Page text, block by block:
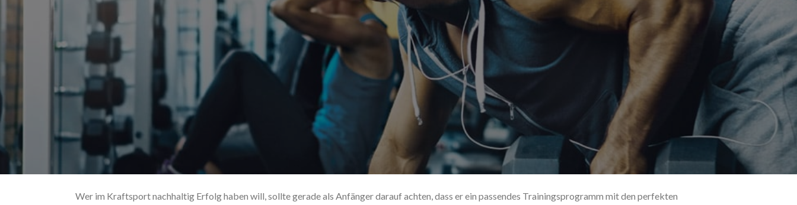
Wer im Kraftsport nachhaltig Erfolg haben will, sollte gerade als Anfänger darauf achten, dass er ein passendes Trainingsprogramm mit den perfekten